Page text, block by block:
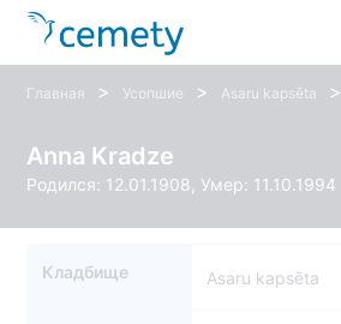
Главная > Усопшие > Asaru kapsēta >
Anna Kradze
Родился: 12.01.1908, Умер: 11.10.1994
Кладбище Asaru kapsēta